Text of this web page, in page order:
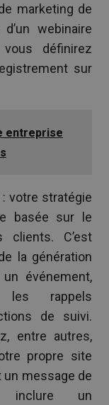
marketing de
webinaire
définirez
sur
entreprise
votre stratégie
basée sur le
C’est
la génération
événement,
les rappels
de suivi.
entre autres,
propre site
message de
inclure un